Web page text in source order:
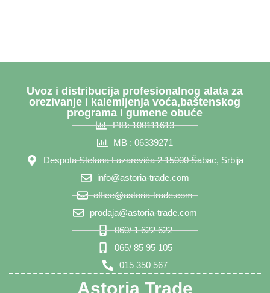
Uvoz i distribucija profesionalnog alata za
orezivanje i kalemljenja voća,baštenskog
programa i gumene obuće
PIB: 100111613
MB : 06339271
Despota Stefana Lazarevića 2 15000 Šabac, Srbija
info@astoria-trade.com
office@astoria-trade.com
prodaja@astoria-trade.com
060/ 1 622 622
065/ 85 95 105
015 350 567
Astoria Trade